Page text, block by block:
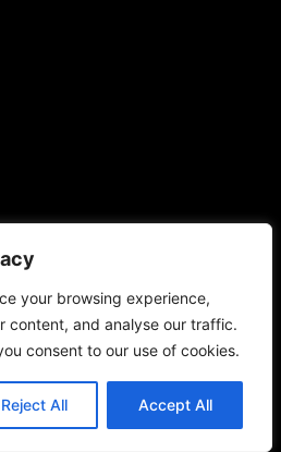
your browsing experience,
content, and analyse our traffic.
consent to our use of cookies.
Reject All Accept All